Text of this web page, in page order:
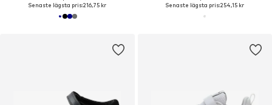
Senaste lägsta pris:216,75 kr
Senaste lägsta pris:254,15 kr